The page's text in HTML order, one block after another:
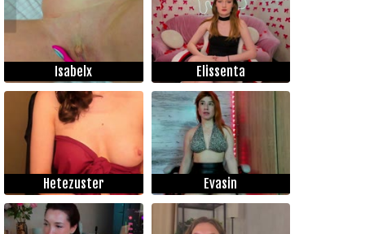
Isabelx Elissenta
Hetezuster Evasin